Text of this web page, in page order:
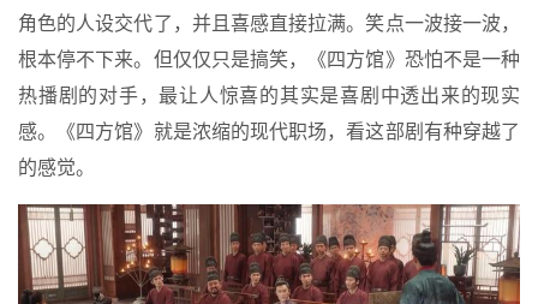
角色的人设交代了，并且喜感直接拉满。笑点一波接一波，
根本停不下来。但仅仅只是搞笑，《四方馆》恐怕不是一种
热播剧的对手，最让人惊喜的其实是喜剧中透出来的现实
感。《四方馆》就是浓缩的现代职场，看这部剧有种穿越了
的感觉。